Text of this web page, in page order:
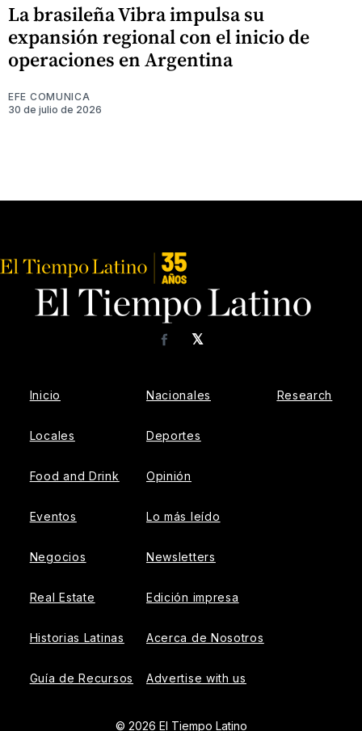
La brasileña Vibra impulsa su
expansión regional con el inicio de
operaciones en Argentina
EFE COMUNICA
30 de julio de 2026
𝕏
Facebook
Inicio
Locales
Food and Drink
Eventos
Negocios
Real Estate
Historias Latinas
Guía de Recursos
Nacionales
Deportes
Opinión
Lo más leído
Newsletters
Edición impresa
Acerca de Nosotros
Advertise with us
Research
© 2026 El Tiempo Latino